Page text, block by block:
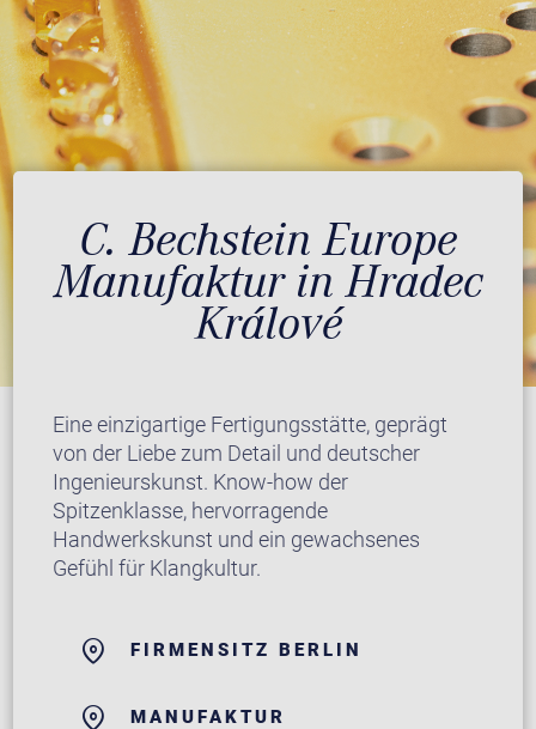
C. Bechstein Europe
Manufaktur in Hradec
Králové
Eine einzigartige Fertigungsstätte, geprägt
von der Liebe zum Detail und deutscher
Ingenieurskunst. Know-how der
Spitzenklasse, hervorragende
Handwerkskunst und ein gewachsenes
Gefühl für Klangkultur.
FIRMENSITZ BERLIN
MANUFAKTUR